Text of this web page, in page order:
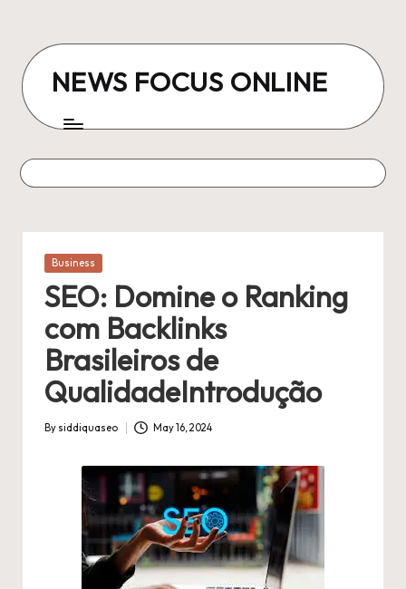
content
NEWS FOCUS ONLINE
Posted
Business
SEO: Domine o Ranking
com Backlinks
Brasileiros de
QualidadeIntrodução
Posted
By siddiquaseo May 16, 2024